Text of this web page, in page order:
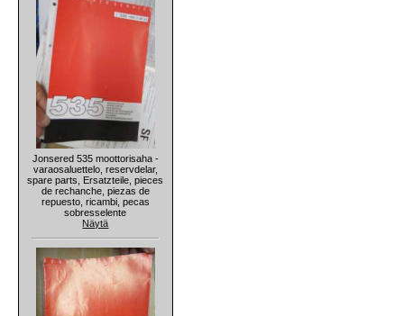
Jonsered 535 moottorisaha -
varaosaluettelo, reservdelar,
spare parts, Ersatzteile, pieces
de rechanche, piezas de
repuesto, ricambi, pecas
sobresselente
Näytä